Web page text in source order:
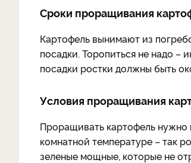
Сроки проращивания
Картофель вынимают из
посадки. Торопиться не надо –
посадки ростки должны быть
Условия проращивания
Проращивать картофель нужно
комнатной температуре – так
зеленые мощные, которые не